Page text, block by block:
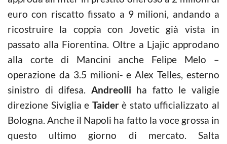
euro con riscatto fissato a 9 milioni, andando a
ricostruire la coppia con Jovetic già vista in
passato alla Fiorentina. Oltre a Ljajic approdano
alla corte di Mancini anche Felipe Melo –
operazione da 3.5 milioni- e Alex Telles, esterno
sinistro di difesa. Andreolli ha fatto le valigie
direzione Siviglia e Taiderè stato ufficializzato al
Bologna. Anche il Napoli ha fatto la voce grossa in
questo ultimo giorno di mercato. Salta